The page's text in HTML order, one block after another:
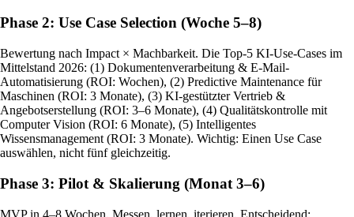
Phase 2: Use Case Selection (Woche 5–8)
Bewertung nach Impact × Machbarkeit. Die Top-5 KI-Use-Cases im
Mittelstand 2026: (1) Dokumentenverarbeitung & E-Mail-
Automatisierung (ROI: Wochen), (2) Predictive Maintenance für
Maschinen (ROI: 3 Monate), (3) KI-gestützter Vertrieb &
Angebotserstellung (ROI: 3–6 Monate), (4) Qualitätskontrolle mit
Computer Vision (ROI: 6 Monate), (5) Intelligentes
Wissensmanagement (ROI: 3 Monate). Wichtig: Einen Use Case
auswählen, nicht fünf gleichzeitig.
Phase 3: Pilot & Skalierung (Monat 3–6)
MVP in 4–8 Wochen. Messen, lernen, iterieren. Entscheidend: